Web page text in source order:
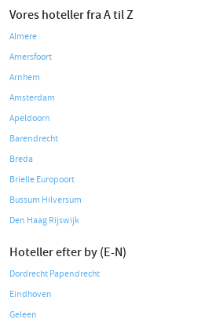
Vores hoteller fra A til Z
Almere
Amersfoort
Arnhem
Amsterdam
Apeldoorn
Barendrecht
Breda
Brielle Europoort
Bussum Hilversum
Den Haag Rijswijk
Hoteller efter by (E-N)
Dordrecht Papendrecht
Eindhoven
Geleen